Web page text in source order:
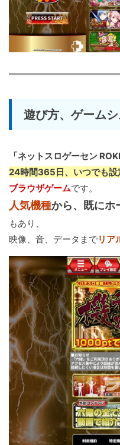
遊び方、ゲーム
「ネットスロゲーセン
24時間365日、いつでも設
ブラウザゲームです。
人気機種から、既にホ
もあり、
映像、音、データまでリア